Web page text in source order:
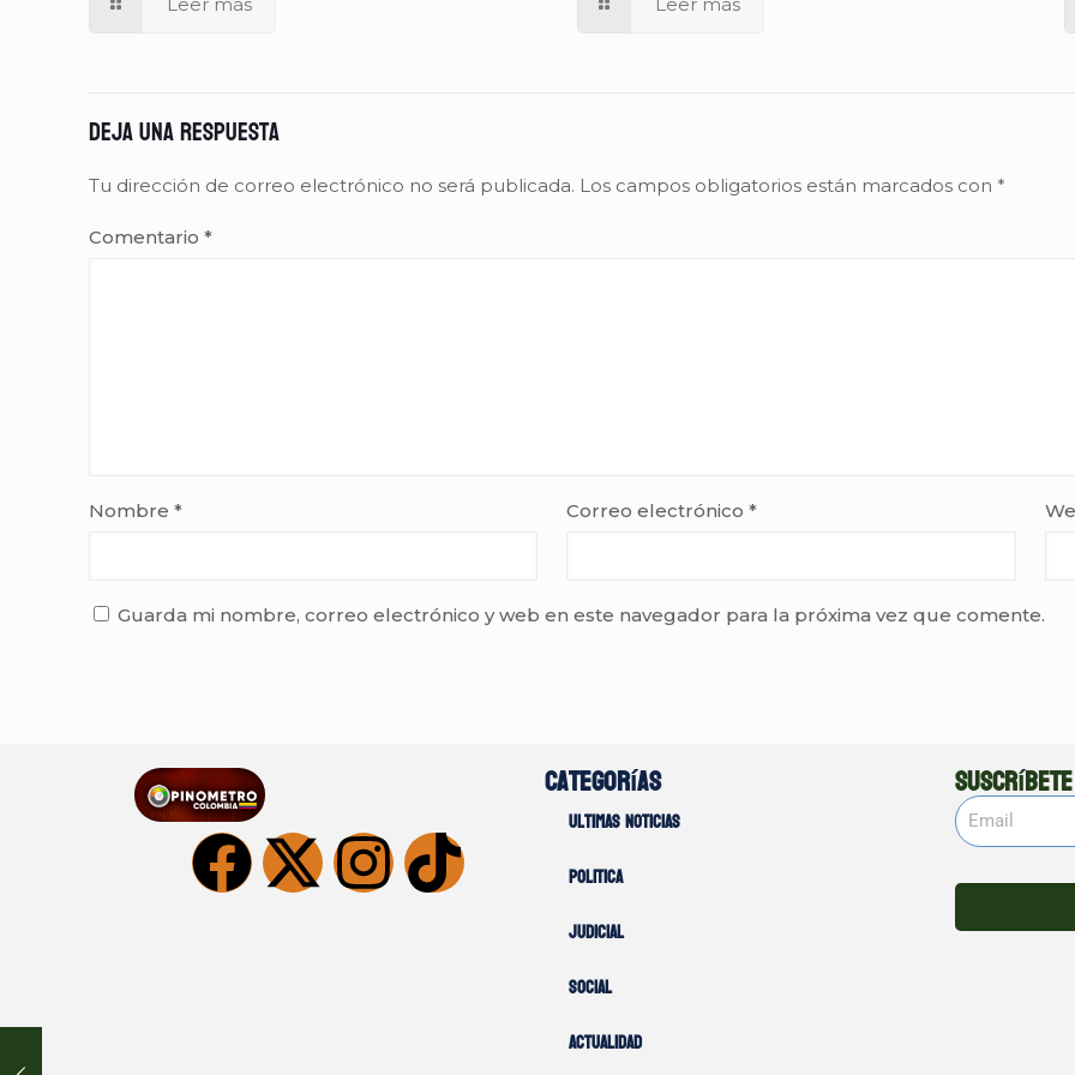
Deja una respuesta
Tu dirección de correo electrónico no será publicada. Los campos obligatorios están marcados con *
Comentario *
Nombre * Correo electrónico*
Guarda mi nombre, correo electrónico y web en este navegador para la próxima vez que comente.
Categorías
Ultimas noticias
Politica
Judicial
Social
Actualidad